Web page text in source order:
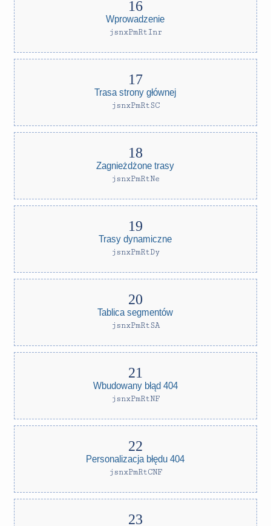
Wprowadzenie
jsnxPmRtInr
Trasa strony głównej
jsnxPmRtSC
Zagnieżdżone trasy
jsnxPmRtNe
Trasy dynamiczne
jsnxPmRtDy
Tablica segmentów
jsnxPmRtSA
Wbudowany błąd 404
jsnxPmRtNF
Personalizacja błędu 404
jsnxPmRtCNF